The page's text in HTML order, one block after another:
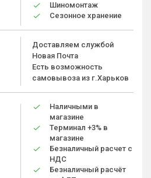
Шиномонтаж
Сезонное хранение
Доставляем службой
Новая Почта
Есть возможность
самовывоза из г.Харьков
Наличными в
магазине
Терминал +3% в
магазине
Безналичный расчет с
НДС
Безналичный расчёт